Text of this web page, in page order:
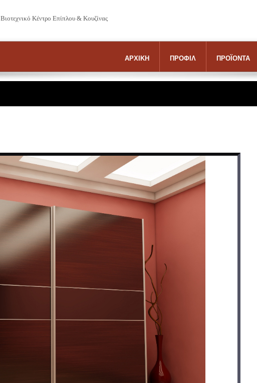
Βιοτεχνικό Κέντρο Επίπλου & Κουζίνας
ΑΡΧΙΚΗ ΠΡΟΦΙΛ ΠΡΟΪΟΝΤΑ